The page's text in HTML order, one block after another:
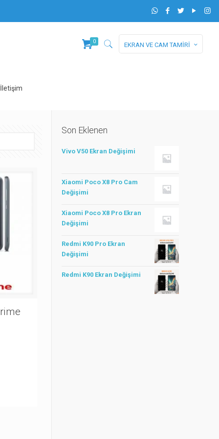
İletişim
0 EKRAN VE CAM TAMİRİ
Son Eklenen
Vivo V50 Ekran Değişimi
Xiaomi Poco X8 Pro Cam
Değişimi
Xiaomi Poco X8 Pro Ekran
Değişimi
Redmi K90 Pro Ekran
Değişimi
Redmi K90 Ekran Değişimi